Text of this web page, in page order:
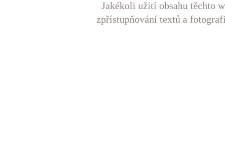
Jakékoli užití obsahu těchto
zpřístupňování textů a